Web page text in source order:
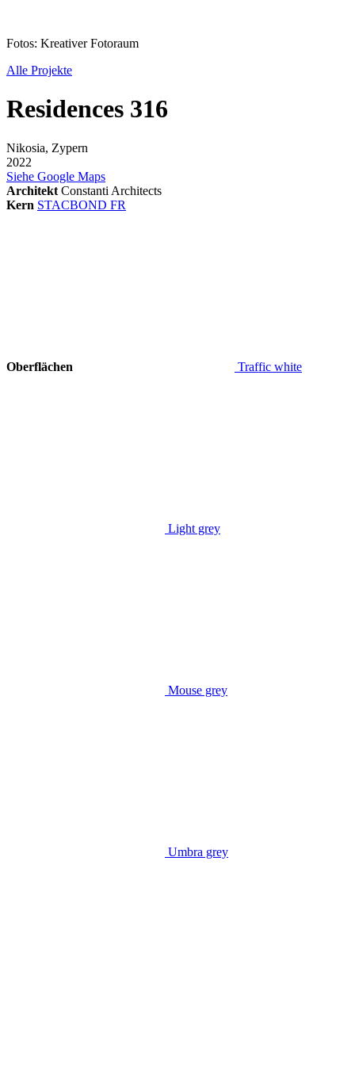
Fotos: Kreativer Fotoraum
Alle Projekte
Residences 316
Nikosia, Zypern
2022
Siehe Google Maps
Architekt Constanti Architects
Kern STACBOND FR
Oberflächen Traffic white
Light grey
Mouse grey
Umbra grey